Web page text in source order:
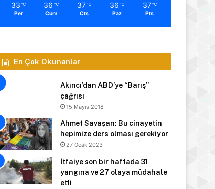
33 ℃
Per
36 ℃
Cum
37 ℃
Cts
36 ℃
Paz
37 ℃
Pts
En Çok Okunanlar
Akıncı’dan ABD’ye “Barış”
çağrısı
15 Mayıs 2018
Ahmet Savaşan: Bu cinayetin
hepimize ders olması gerekiyor
27 Ocak 2023
İtfaiye son bir haftada 31
yangına ve 27 olaya müdahale
etti